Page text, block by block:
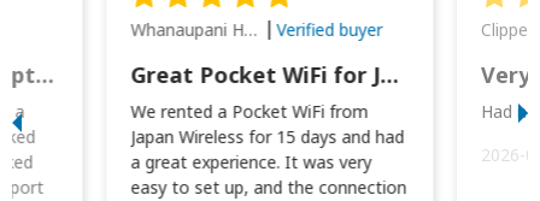
This was wonderful option to a family of four. Everything worked smoothly.
a
Whanaupani Henry Joseph Macown Verified buyer
Great Pocket WiFi for Japan Travel
We rented a Pocket WiFi from
Japan Wireless for 15 days and had
a great experience. It was very
easy to set up, and the connection
Very
Had
2026-